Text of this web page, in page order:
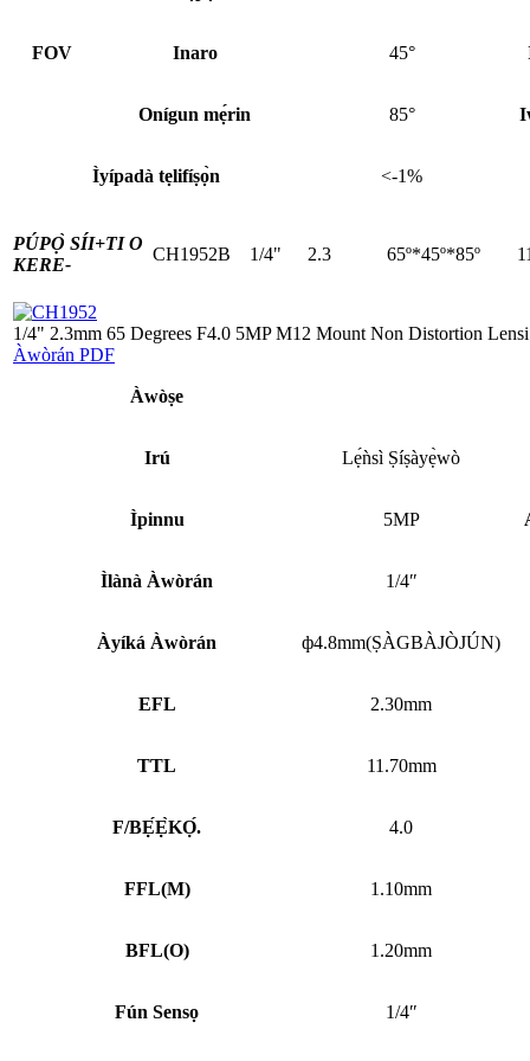
FOV Inaro 45°
Onígun mẹ́rin 85°
Ìyípadà tẹlifíṣọ̀n <-1%
PÚPỌ̀ SÍI+TI O
KERE-
CH1952B 1/4" 2.3 65º*45º*85º
1/4" 2.3mm 65 Degrees F4.0 5MP M12 Mount Non Distortion Lensi
Àwòrán PDF
Àwòṣe
Irú Lẹ́ǹsì Ṣíṣàyẹ̀wò
Ìpinnu 5MP
Ìlànà Àwòrán 1/4″
Àyíká Àwòrán ф4.8mm(ṢÀGBÀJÒJÚN)
EFL 2.30mm
TTL 11.70mm
F/BẸ́Ẹ̀KỌ́. 4.0
FFL(M) 1.10mm
BFL(O) 1.20mm
Fún Sensọ 1/4″